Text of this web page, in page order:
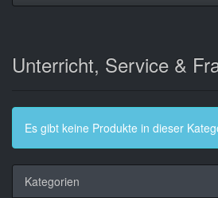
Unterricht, Service &
Es gibt keine Produkte in dieser
Kategorien